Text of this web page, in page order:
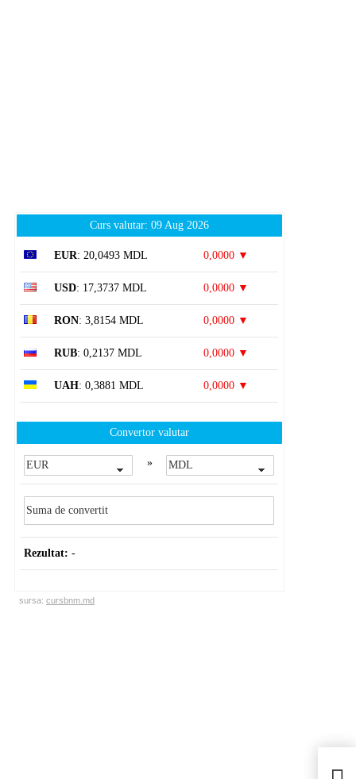
Curs valutar: 09 Aug 2026
EUR: 20,0493 MDL 0,0000 ▼
USD: 17,3737 MDL 0,0000 ▼
RON: 3,8154 MDL 0,0000 ▼
RUB: 0,2137 MDL 0,0000 ▼
UAH: 0,3881 MDL 0,0000 ▼
Convertor valutar
»
Rezultat: -
sursa: cursbnm.md